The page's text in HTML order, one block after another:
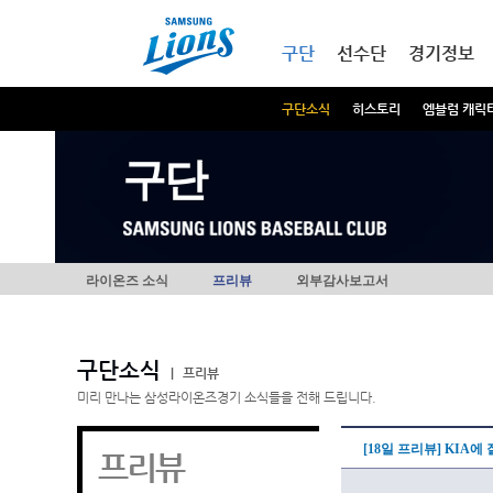
구단
구단소식 히스토리 엠블럼 캐릭
선수단 경기정보
구단
라이온즈 소식 프리뷰 외부감사보고서
구단소식
프리뷰
미리 만나는 삼성라이온즈경기 소식들을 전해 드립니다.
프리뷰 [18일 프리뷰] KIA에